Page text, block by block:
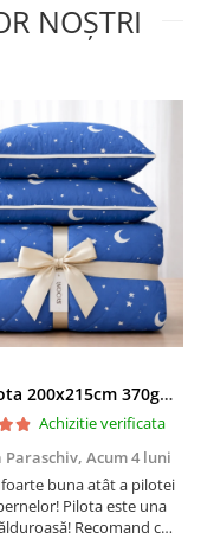
NOȘTRI
Set pilota 200x215cm 370g cu 2 perne 50x70,albastru- PLT36
Achizitie verificata
Paraschiv, Acum 4 luni
buna atât a pilotei
Pilota este una
Recomand cu